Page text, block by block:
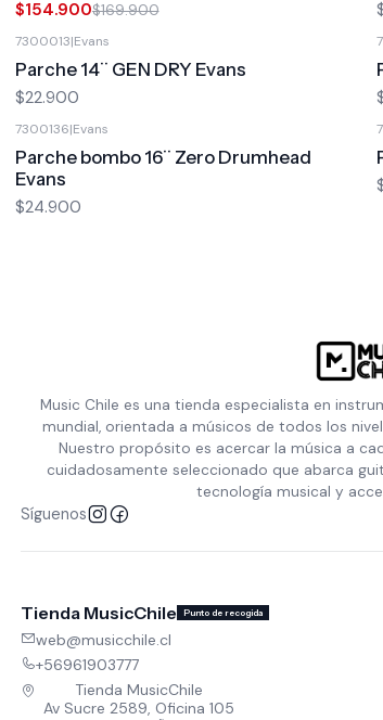
$154.900$169.900
7300013|Evans
Parche 14¨ GEN DRY Evans
$22.900
7300136|Evans
Parche bombo 16¨ Zero Drumhead
Evans
$24.900
Music Chile es una tienda especialista en
mundial, orientada a músicos de todos los
Nuestro propósito es acercar la música a
cuidadosamente seleccionado que abarca
tecnología musical y
Síguenos
Tienda MusicChile Punto de recogida
web@musicchile.cl
+56961903777
Tienda MusicChile
Av Sucre 2589, Oficina 105